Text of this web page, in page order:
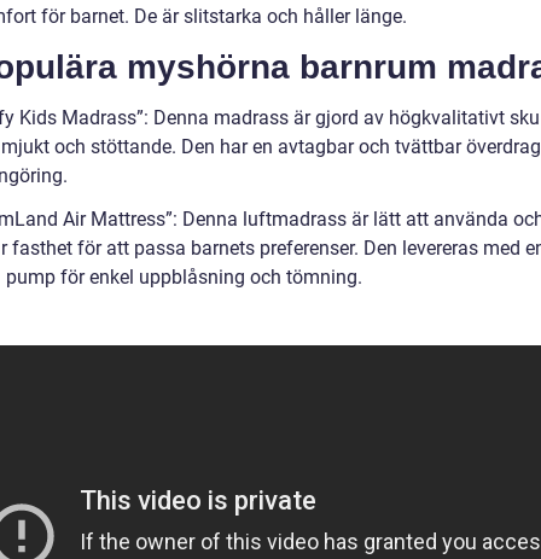
för barnet. De är slitstarka och håller länge.
myshörna barnrum
Kids Madrass”: Denna madrass är gjord av högkvalitativt
och stöttande. Den har en avtagbar och tvättbar
Air Mattress”: Denna luftmadrass är lätt att använda
fasthet för att passa barnets preferenser. Den levereras med
pump för enkel uppblåsning och tömning.